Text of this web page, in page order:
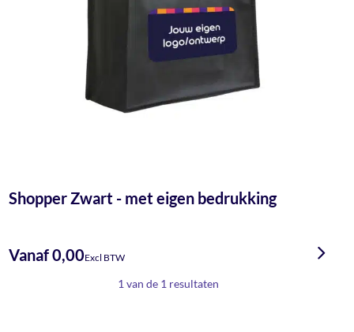
Shopper Zwart - met eigen bedrukking
Vanaf 0,00Excl BTW
1 van de 1 resultaten